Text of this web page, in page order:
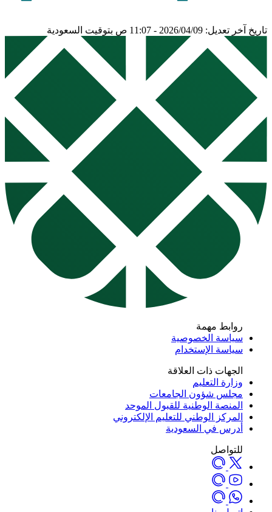
تاريخ آخر تعديل: 2026/04/09 - 11:07 ص بتوقيت السعودية
روابط مهمة
سياسة الخصوصية
سياسة الإستخدام
الجهات ذات العلاقة
وزارة التعليم
مجلس شؤون الجامعات
المنصة الوطنية للقبول الموحد
المركز الوطني للتعليم الإلكتروني
أدرس في السعودية
للتواصل